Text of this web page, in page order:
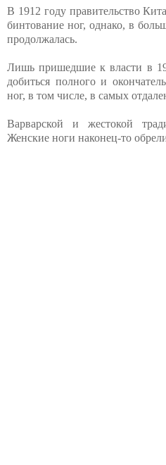
В 1912 году правительство
бинтование ног, однако, в
продолжалась.
Лишь пришедшие к власти в
добиться полного и
ног, в том числе, в самых
Варварской и жестокой
Женские ноги наконец-то